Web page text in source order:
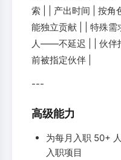
索 | | 产出时间 | 按
能独立贡献 | | 特殊需
人——不延迟 | | 伙伴
前被指定伙伴 |
---
高级能力
为每月入职 50+
入职项目